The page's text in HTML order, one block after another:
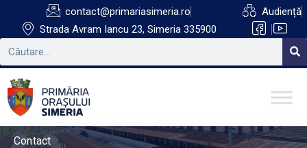
contact@primariasimeria.ro
Strada Avram Iancu 23, Simeria 335900
Audiență
Contact